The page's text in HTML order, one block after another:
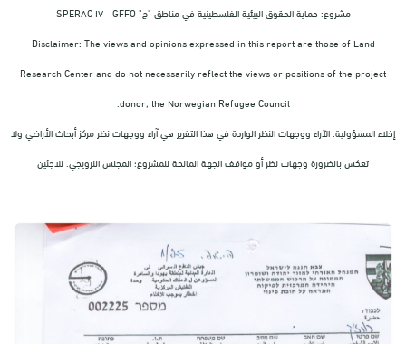
مشروع: حماية الحقوق البيئية الفلسطينية في مناطق "ج" SPERAC IV - GFFO
Disclaimer: The views and opinions expressed in this report are those of Land
Research Center and do not necessarily reflect the views or positions of the project
donor; the Norwegian Refugee Council.
إخلاء المسؤولية: الآراء ووجهات النظر الواردة في هذا التقرير هي آراء ووجهات نظر مركز أبحاث الأراضي ولا
تعكس بالضرورة وجهات نظر أو مواقف الجهة المانحة للمشروع؛ المجلس النرويجي. للاجئين